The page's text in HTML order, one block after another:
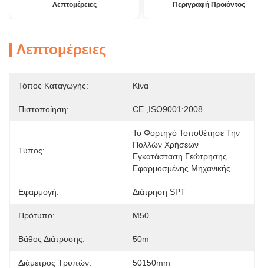
Λεπτομέρειες Περιγραφή Προϊόντος
Λεπτομέρειες
Τόπος Καταγωγής: Κίνα
Πιστοποίηση: CE ,ISO9001:2008
Τύπος:
Το Φορτηγό Τοποθέτησε Την
Πολλών Χρήσεων
Εγκατάσταση Γεώτρησης
Εφαρμοσμένης Μηχανικής
Εφαρμογή: Διάτρηση SPT
Πρότυπο: M50
Βάθος Διάτρυσης: 50m
Διάμετρος Τρυπών: 50150mm